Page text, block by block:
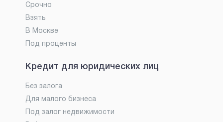
Срочно
Взять
В Москве
Под проценты
Кредит для юридических лиц
Без залога
Для малого бизнеса
Под залог недвижимости